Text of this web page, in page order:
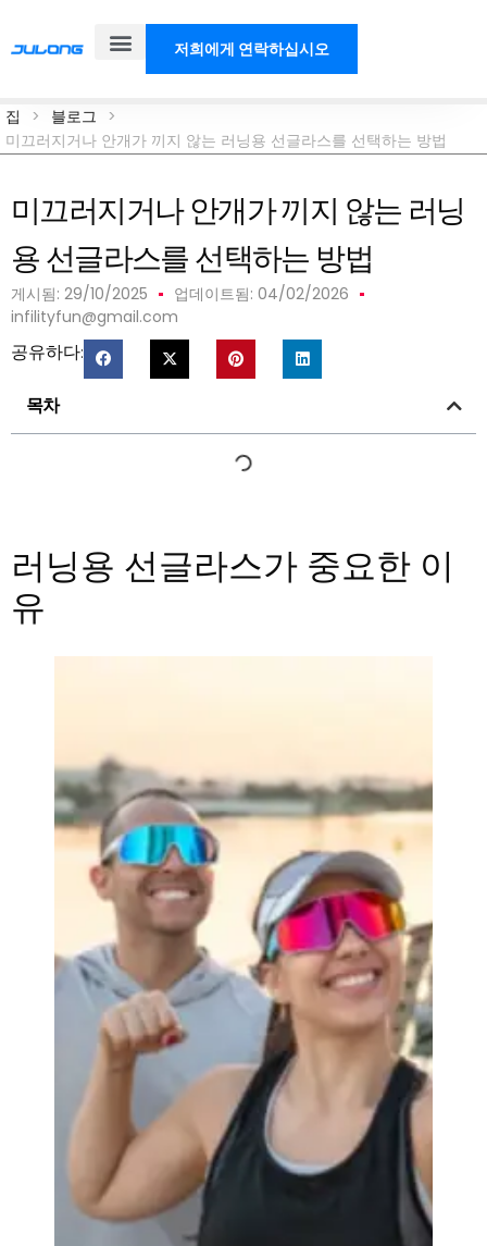
저희에게 연락하십시오
집 > 블로그
>
미끄러지거나 안개가 끼지 않는 러닝용 선글라스를 선택하는 방법
미끄러지거나 안개가 끼지 않는 러닝
용 선글라스를 선택하는 방법
게시됨: 29/10/2025
업데이트됨: 04/02/2026
infilityfun@gmail.com
공유하다:
목차
러닝용 선글라스가 중요한 이
유